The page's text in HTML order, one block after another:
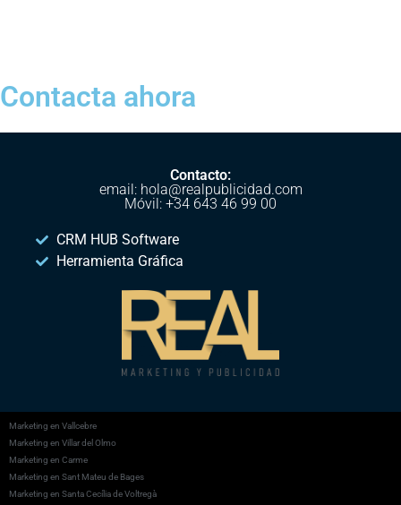
Contacta ahora
Contacto:
email: hola@realpublicidad.com
Móvil: +34 643 46 99 00
CRM HUB Software
Herramienta Gráfica
Marketing en Vallcebre
Marketing en Villar del Olmo
Marketing en Carme
Marketing en Sant Mateu de Bages
Marketing en Santa Cecília de Voltregà